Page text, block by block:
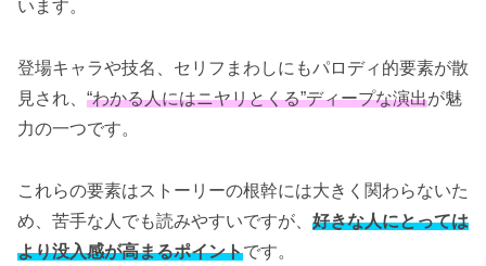
います。
登場キャラや技名、セリフまわしにもパロディ的要素が散
見され、 “わかる人にはニヤリとくる”ディープな演出が魅
力の一つです。
これらの要素はストーリーの根幹には大きく関わらないた
め、苦手な人でも読みやすいですが、 好きな人にとっては
より没入感が高まるポイントです。